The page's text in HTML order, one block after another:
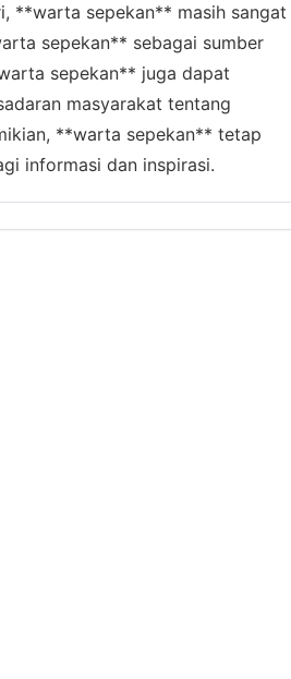
**warta sepekan** masih sangat
sepekan** sebagai sumber
sepekan** juga dapat
masyarakat tentang
**warta sepekan** tetap
informasi dan inspirasi.